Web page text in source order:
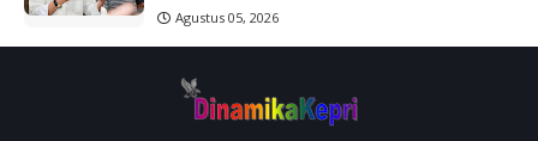
Agustus 05, 2026